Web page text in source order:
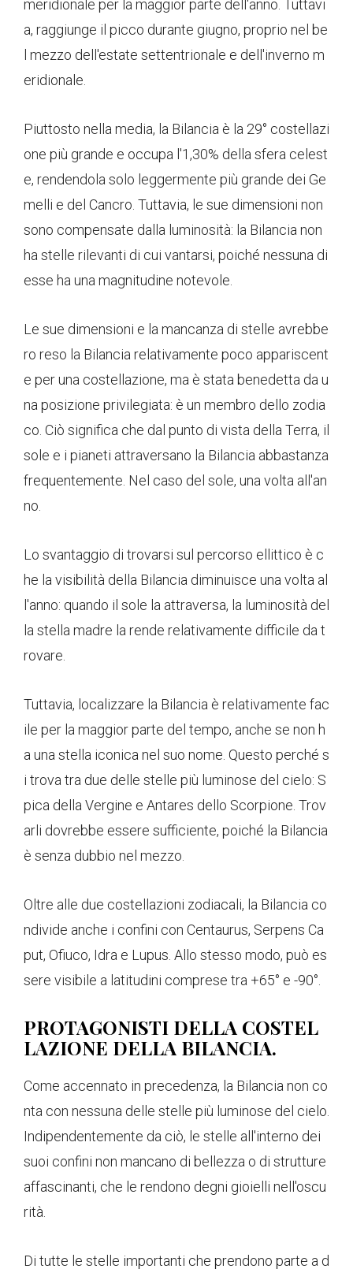
meridionale per la maggior parte dell'anno. Tuttavi
a, raggiunge il picco durante giugno, proprio nel be
l mezzo dell'estate settentrionale e dell'inverno m
eridionale.
Piuttosto nella media, la Bilancia è la 29° costellazi
one più grande e occupa l'1,30% della sfera celest
e, rendendola solo leggermente più grande dei Ge
melli e del Cancro. Tuttavia, le sue dimensioni non
sono compensate dalla luminosità: la Bilancia non
ha stelle rilevanti di cui vantarsi, poiché nessuna di
esse ha una magnitudine notevole.
Le sue dimensioni e la mancanza di stelle avrebbe
ro reso la Bilancia relativamente poco appariscent
e per una costellazione, ma è stata benedetta da u
na posizione privilegiata: è un membro dello zodia
co. Ciò significa che dal punto di vista della Terra, il
sole e i pianeti attraversano la Bilancia abbastanza
frequentemente. Nel caso del sole, una volta all'an
no.
Lo svantaggio di trovarsi sul percorso ellittico è c
he la visibilità della Bilancia diminuisce una volta al
l'anno: quando il sole la attraversa, la luminosità del
la stella madre la rende relativamente difficile da t
rovare.
Tuttavia, localizzare la Bilancia è relativamente fac
ile per la maggior parte del tempo, anche se non h
a una stella iconica nel suo nome. Questo perché s
i trova tra due delle stelle più luminose del cielo: S
pica della Vergine e Antares dello Scorpione. Trov
arli dovrebbe essere sufficiente, poiché la Bilancia
è senza dubbio nel mezzo.
Oltre alle due costellazioni zodiacali, la Bilancia co
ndivide anche i confini con Centaurus, Serpens Ca
put, Ofiuco, Idra e Lupus. Allo stesso modo, può es
sere visibile a latitudini comprese tra +65° e -90°.
PROTAGONISTI DELLA COSTEL
LAZIONE DELLA BILANCIA.
Come accennato in precedenza, la Bilancia non co
nta con nessuna delle stelle più luminose del cielo.
Indipendentemente da ciò, le stelle all'interno dei
suoi confini non mancano di bellezza o di strutture
affascinanti, che le rendono degni gioielli nell'oscu
rità.
Di tutte le stelle importanti che prendono parte a d